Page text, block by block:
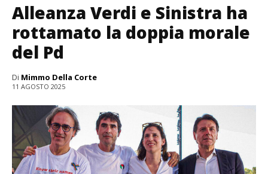
Alleanza Verdi e Sinistra ha
rottamato la doppia morale
del Pd
Di Mimmo Della Corte
11 AGOSTO 2025